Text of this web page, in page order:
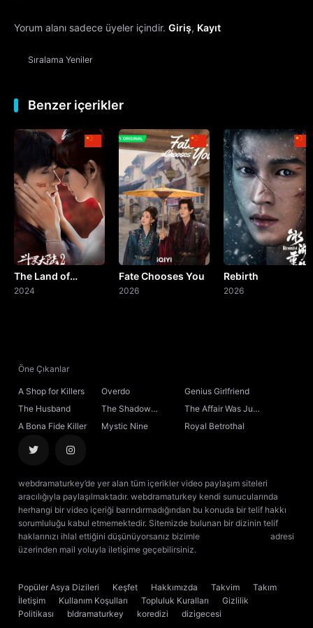
13. Bölüm
14. Bölüm
15. Bölüm
16. Bölüm
17. Bölüm
18. Bölüm
19. Bölüm
20. Bölüm
23. Bölüm
24. Bölüm
Yorum alanı sadece üyeler içindir. Giriş, Kayıt
Sıralama Yeniler
Benzer içerikler
The Land of
Warriors
2024
Fate Chooses You
2026
Rebirth
2026
Öne Çıkanlar
A Shop for Killers Overdo
Genius Girlfriend
The Husband
The Shadow
Sovereign
The Affair Was Just
the Beginning
A Bona Fide Killer Mystic Nine Royal Betrothal
webdramaturkey’de yer alan tüm içerikler video paylaşım siteleri
aracılığıyla paylaşılmaktadır. webdramaturkey kendi sunucularında
herhangi bir video içeriği barındırmadığından bu konuda bir telif hakkı
sorumluluğu kabul etmemektedir. Sitemizde bulunan bir dizinin telif
haklarınızı ihlal ettiğini düşünüyorsanız bizimle
adresi
üzerinden mail yoluyla iletişime geçebilirsiniz.
Popüler Asya Dizileri Keşfet Hakkımızda Takvim
Takım
İletişim
Kullanım Koşulları Topluluk Kuralları
Gizlilik
Politikası
bldramaturkey koredizi
dizigecesi